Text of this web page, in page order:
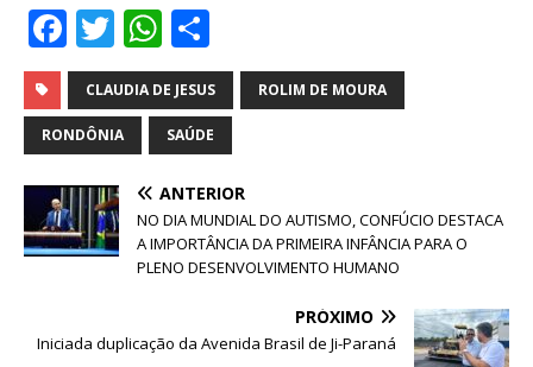
F
a
c
e
b
o
o
T
w
it
te
r
W
h
at
s
A
p
p
h
ar
e
CLAUDIA DE JESUS ROLIM DE MOURA
RONDÔNIA SAÚDE
ANTERIOR
NO DIA MUNDIAL DO AUTISMO, CONFÚCIO DESTACA
A IMPORTÂNCIA DA PRIMEIRA INFÂNCIA PARA O
PLENO DESENVOLVIMENTO HUMANO
PRÓXIMO
Iniciada duplicação da Avenida Brasil de Ji-Paraná